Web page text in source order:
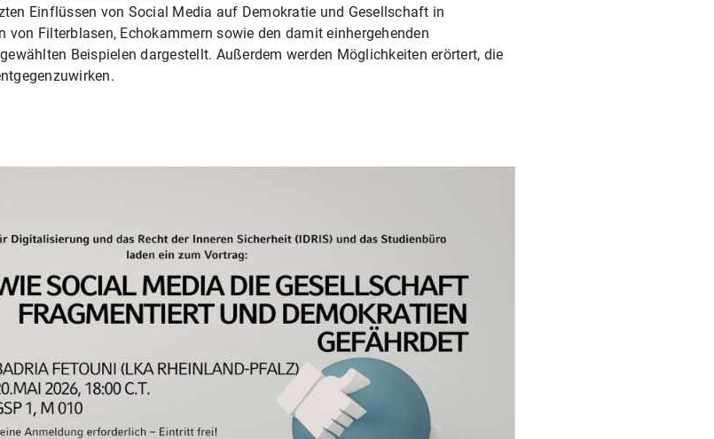
Einflüssen von Social Media auf Demokratie und Gesellschaft in
Filterblasen, Echokammern sowie den damit einhergehenden
Beispielen dargestellt. Außerdem werden Möglichkeiten erörtert, die